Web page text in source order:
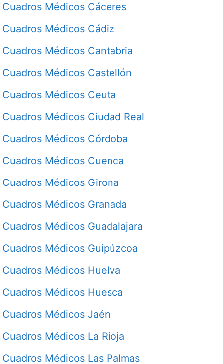
Cuadros Médicos Cáceres
Cuadros Médicos Cádiz
Cuadros Médicos Cantabria
Cuadros Médicos Castellón
Cuadros Médicos Ceuta
Cuadros Médicos Ciudad Real
Cuadros Médicos Córdoba
Cuadros Médicos Cuenca
Cuadros Médicos Girona
Cuadros Médicos Granada
Cuadros Médicos Guadalajara
Cuadros Médicos Guipúzcoa
Cuadros Médicos Huelva
Cuadros Médicos Huesca
Cuadros Médicos Jaén
Cuadros Médicos La Rioja
Cuadros Médicos Las Palmas